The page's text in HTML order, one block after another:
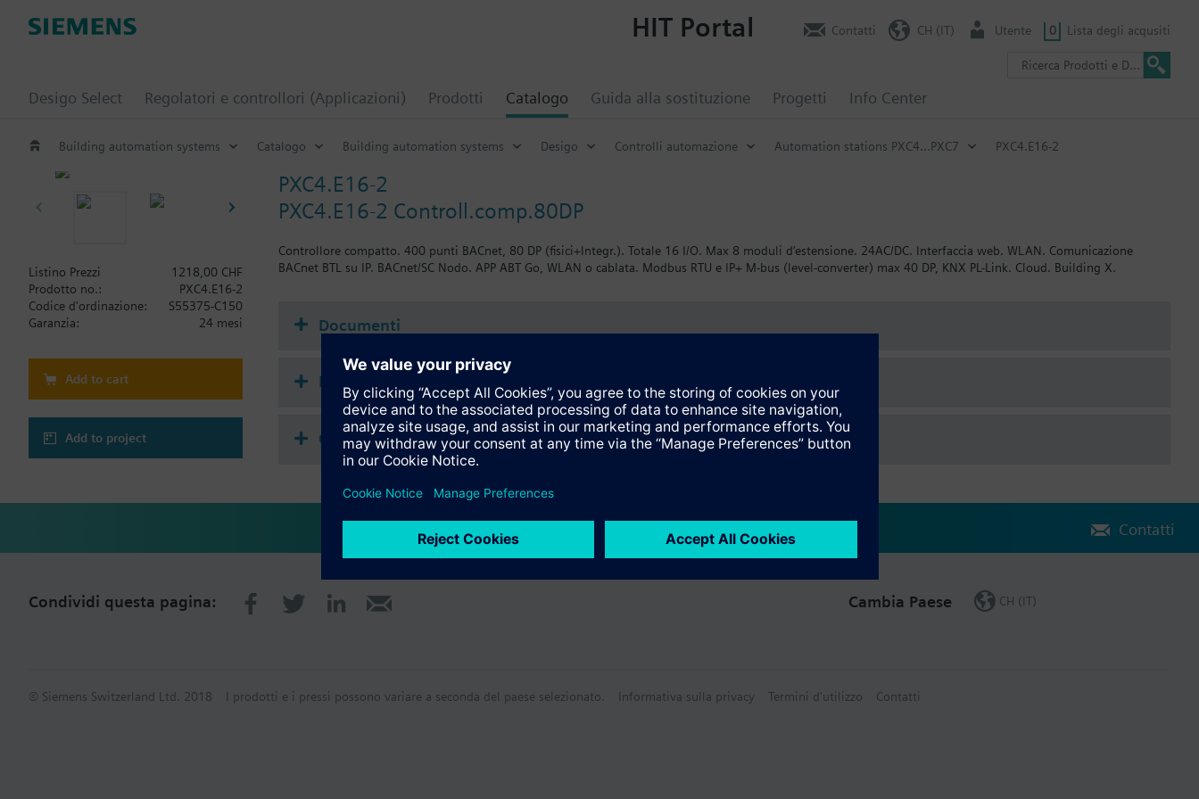
Desigo Select Regolatori e controllori (Applicazioni) Prodotti Catalogo Guida alla sostituzione Progetti Info Center
HIT Portal Contatti CH (IT) Utente 0 Lista degli acqusiti
Building automation systems Catalogo Building automation systems Desigo Controlli automazione Automation stations PXC4...PXC7 PXC4.E16-2
PXC4.E16-2
PXC4.E16-2 Controll.comp.80DP
Controllore compatto. 400 punti BACnet, 80 DP (fisici+Integr.). Totale 16 I/O. Max 8 moduli d’estensione. 24AC/DC. Interfaccia web. WLAN. Comunicazione
BACnet BTL su IP. BACnet/SC Nodo. APP ABT Go, WLAN o cablata. Modbus RTU e IP+ M-bus (level-converter) max 40 DP, KNX PL-Link. Cloud. Building X.
Listino Prezzi
1218,00 CHF
Prodotto no.:
PXC4.E16-2
Codice d'ordinazione:
S55375-C150
Garanzia:
24 mesi
Add to cart
Add to project
Documenti
Riepilogo Tecnico
Compatible products
Contatti
Condividi questa pagina: Cambia Paese CH (IT)
© Siemens Switzerland Ltd. 2018 I prodotti e i pressi possono variare a seconda del paese selezionato. Informativa sulla privacy Termini d'utilizzo Contatti